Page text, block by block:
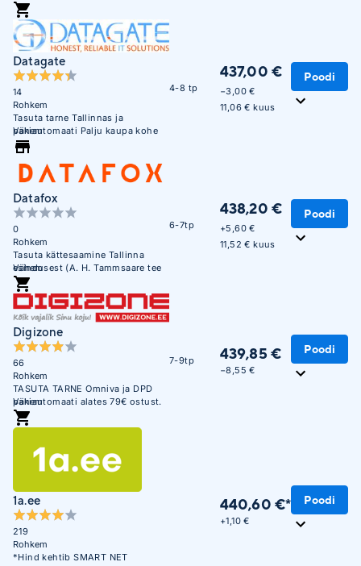
Datagate
14
Rohkem
Tasuta tarne Tallinnas ja
pakiautomaati Palju kaupa kohe
saadaval. Maksa hiljem või 3
osana ilma lisakuluta.
Vähem
4-8 tp
437,00 €
−3,00 €
11,06 € kuus
Poodi
Datafox
0
Rohkem
Tasuta kättesaamine Tallinna
esindusest (A. H. Tammsaare tee
47). E-R 09:00 - 17:00
Vähem
6-7tp
438,20 €
+5,60 €
11,52 € kuus
Poodi
Digizone
66
Rohkem
TASUTA TARNE Omniva ja DPD
pakiautomaati alates 79€ ostust.
Soodne järelmaks. Krediitkaardiga
makse võimalus. Üle 450 000
veebikaubamaja juba aastast
Vähem
7-9tp 439,85 €
−8,55 €
Poodi
1a.ee
219
Rohkem
*Hind kehtib SMART NET
440,60 €*
+1,10 €
Poodi